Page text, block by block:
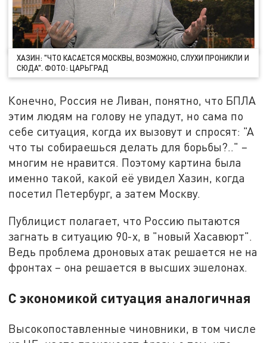
ХАЗИН: "ЧТО КАСАЕТСЯ МОСКВЫ, ВОЗМОЖНО, СЛУХИ ПРОНИКЛИ И
СЮДА". ФОТО: ЦАРЬГРАД
Конечно, Россия не Ливан, понятно, что БПЛА
этим людям на голову не упадут, но сама по
себе ситуация, когда их вызовут и спросят: "А
что ты собираешься делать для борьбы?.." –
многим не нравится. Поэтому картина была
именно такой, какой её увидел Хазин, когда
посетил Петербург, а затем Москву.
Публицист полагает, что Россию пытаются
загнать в ситуацию 90-х, в "новый Хасавюрт".
Ведь проблема дроновых атак решается не на
фронтах – она решается в высших эшелонах.
С экономикой ситуация аналогичная
Высокопоставленные чиновники, в том числе